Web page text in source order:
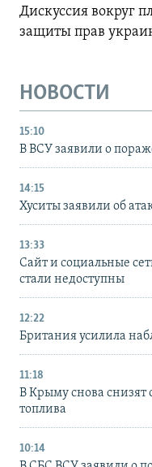
Дискуссия вокруг
защиты прав
НОВОСТИ
15:10
В ВСУ заявили о
14:15
Хуситы заявили об
13:33
Сайт и социальные
стали недоступны
12:22
Британия усилила
11:18
В Крыму снова
топлива
10:14